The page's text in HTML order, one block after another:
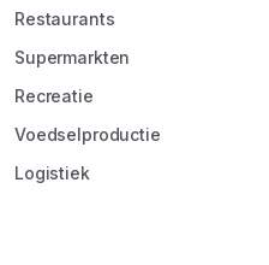
Restaurants
Supermarkten
Recreatie
Voedselproductie
Logistiek